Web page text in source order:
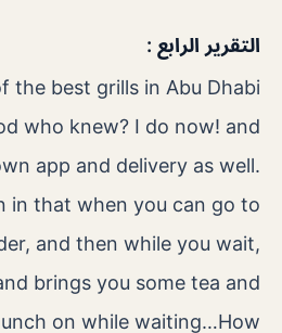
التقرير الرابع :
the best grills in Abu Dhabi
who knew? I do now! and
app and delivery as well.
in that when you can go to
and then while you wait,
brings you some tea and
on while waiting…How